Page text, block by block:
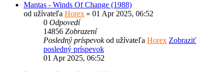
Mantas - Winds Of Change (1988)
od užívateľa Horex » 01 Apr 2025, 06:52
0 Odpovedí
14856 Zobrazení
Posledný príspevokod užívateľa Horex Zobraziť
posledný príspevok
01 Apr 2025, 06:52